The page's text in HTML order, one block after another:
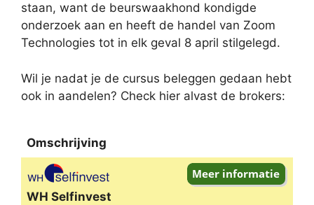
staan, want de beurswaakhond kondigde
onderzoek aan en heeft de handel van Zoom
Technologies tot in elk geval 8 april stilgelegd.
Wil je nadat je de cursus beleggen gedaan hebt
ook in aandelen? Check hier alvast de brokers:
Omschrijving
Omschrijving
WH Selfinvest